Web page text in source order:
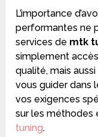
L’importance
performantes ne
services de mtk
simplement
qualité, mais
vous guider dans
vos exigences
sur les méthodes
tuning.